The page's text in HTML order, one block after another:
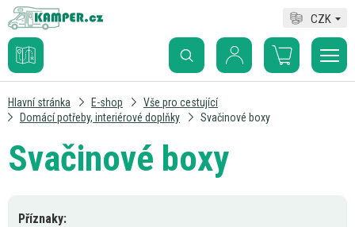
CZK
Hlavní stránka E-shop
Vše pro cestující
Domácí potřeby, interiérové doplňky
Svačinové boxy
Svačinové boxy
Příznaky: